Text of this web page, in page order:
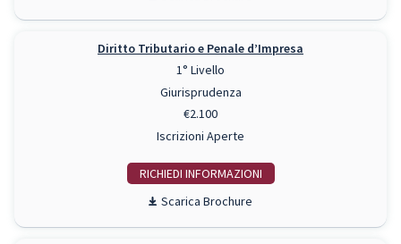
Diritto Tributario e Penale d’Impresa
1° Livello
Giurisprudenza
€2.100
Iscrizioni Aperte
RICHIEDI INFO
Scarica Brochure